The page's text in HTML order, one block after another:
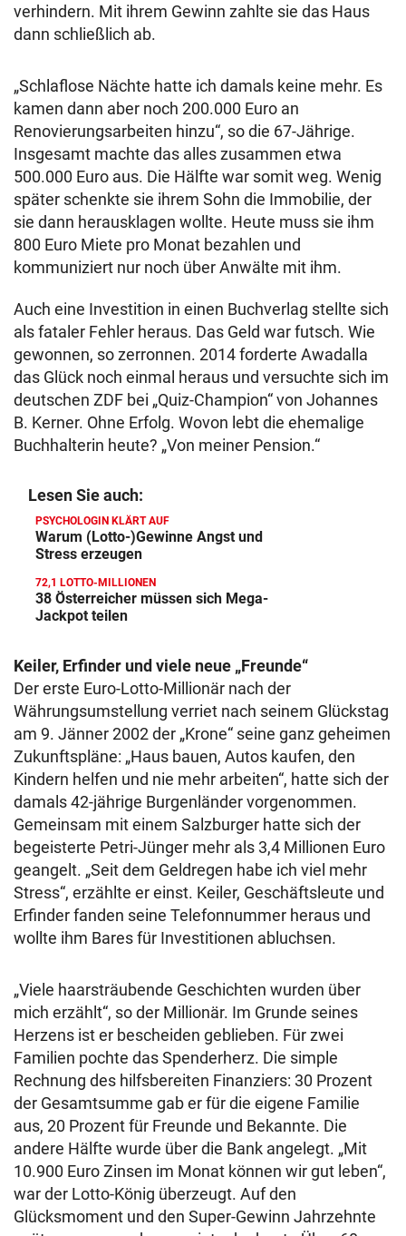
verhindern. Mit ihrem Gewinn zahlte sie das Haus
dann schließlich ab.
„Schlaflose Nächte hatte ich damals keine mehr. Es
kamen dann aber noch 200.000 Euro an
Renovierungsarbeiten hinzu“, so die 67-Jährige.
Insgesamt machte das alles zusammen etwa
500.000 Euro aus. Die Hälfte war somit weg. Wenig
später schenkte sie ihrem Sohn die Immobilie, der
sie dann herausklagen wollte. Heute muss sie ihm
800 Euro Miete pro Monat bezahlen und
kommuniziert nur noch über Anwälte mit ihm.
Auch eine Investition in einen Buchverlag stellte sich
als fataler Fehler heraus. Das Geld war futsch. Wie
gewonnen, so zerronnen. 2014 forderte Awadalla
das Glück noch einmal heraus und versuchte sich im
deutschen ZDF bei „Quiz-Champion“ von Johannes
B. Kerner. Ohne Erfolg. Wovon lebt die ehemalige
Buchhalterin heute? „Von meiner Pension.“
Lesen Sie auch:
PSYCHOLOGIN KLÄRT AUF
Warum (Lotto-)Gewinne Angst und
Stress erzeugen
72,1 LOTTO-MILLIONEN
38 Österreicher müssen sich Mega-
Jackpot teilen
Keiler, Erfinder und viele neue „Freunde“
Der erste Euro-Lotto-Millionär nach der
Währungsumstellung verriet nach seinem Glückstag
am 9. Jänner 2002 der „Krone“ seine ganz geheimen
Zukunftspläne: „Haus bauen, Autos kaufen, den
Kindern helfen und nie mehr arbeiten“, hatte sich der
damals 42-jährige Burgenländer vorgenommen.
Gemeinsam mit einem Salzburger hatte sich der
begeisterte Petri-Jünger mehr als 3,4 Millionen Euro
geangelt. „Seit dem Geldregen habe ich viel mehr
Stress“, erzählte er einst. Keiler, Geschäftsleute und
Erfinder fanden seine Telefonnummer heraus und
wollte ihm Bares für Investitionen abluchsen.
„Viele haarsträubende Geschichten wurden über
mich erzählt“, so der Millionär. Im Grunde seines
Herzens ist er bescheiden geblieben. Für zwei
Familien pochte das Spenderherz. Die simple
Rechnung des hilfsbereiten Finanziers: 30 Prozent
der Gesamtsumme gab er für die eigene Familie
aus, 20 Prozent für Freunde und Bekannte. Die
andere Hälfte wurde über die Bank angelegt. „Mit
10.900 Euro Zinsen im Monat können wir gut leben“,
war der Lotto-König überzeugt. Auf den
Glücksmoment und den Super-Gewinn Jahrzehnte